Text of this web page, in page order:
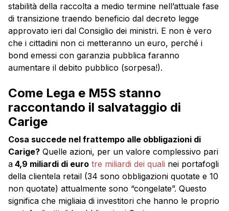
stabilità della raccolta a medio termine nell’attuale fase
di transizione traendo beneficio dal decreto legge
approvato ieri dal Consiglio dei ministri. E non è vero
che i cittadini non ci metteranno un euro, perché i
bond emessi con garanzia pubblica faranno
aumentare il debito pubblico (sorpesa!).
Come Lega e M5S stanno
raccontando il salvataggio di
Carige
Cosa succede nel frattempo alle obbligazioni di
Carige? Quelle azioni, per un valore complessivo pari
a 4,9 miliardi di euro tre miliardi dei quali nei portafogli
della clientela retail (34 sono obbligazioni quotate e 10
non quotate) attualmente sono “congelate”. Questo
significa che migliaia di investitori che hanno le proprio